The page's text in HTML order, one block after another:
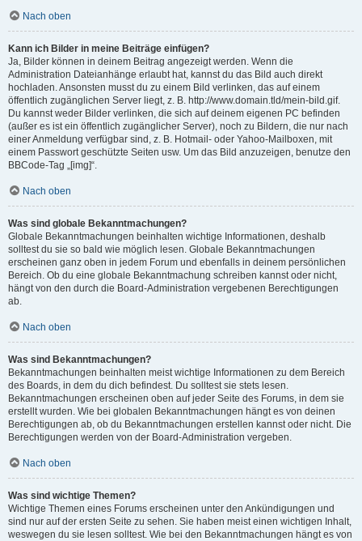
Nach oben
Kann ich Bilder in meine Beiträge einfügen?
Ja, Bilder können in deinem Beitrag angezeigt werden. Wenn die
Administration Dateianhänge erlaubt hat, kannst du das Bild auch direkt
hochladen. Ansonsten musst du zu einem Bild verlinken, das auf einem
öffentlich zugänglichen Server liegt, z. B. http://www.domain.tld/mein-bild.gif.
Du kannst weder Bilder verlinken, die sich auf deinem eigenen PC befinden
(außer es ist ein öffentlich zugänglicher Server), noch zu Bildern, die nur nach
einer Anmeldung verfügbar sind, z. B. Hotmail- oder Yahoo-Mailboxen, mit
einem Passwort geschützte Seiten usw. Um das Bild anzuzeigen, benutze den
BBCode-Tag „[img]“.
Nach oben
Was sind globale Bekanntmachungen?
Globale Bekanntmachungen beinhalten wichtige Informationen, deshalb
solltest du sie so bald wie möglich lesen. Globale Bekanntmachungen
erscheinen ganz oben in jedem Forum und ebenfalls in deinem persönlichen
Bereich. Ob du eine globale Bekanntmachung schreiben kannst oder nicht,
hängt von den durch die Board-Administration vergebenen Berechtigungen
ab.
Nach oben
Was sind Bekanntmachungen?
Bekanntmachungen beinhalten meist wichtige Informationen zu dem Bereich
des Boards, in dem du dich befindest. Du solltest sie stets lesen.
Bekanntmachungen erscheinen oben auf jeder Seite des Forums, in dem sie
erstellt wurden. Wie bei globalen Bekanntmachungen hängt es von deinen
Berechtigungen ab, ob du Bekanntmachungen erstellen kannst oder nicht. Die
Berechtigungen werden von der Board-Administration vergeben.
Nach oben
Was sind wichtige Themen?
Wichtige Themen eines Forums erscheinen unter den Ankündigungen und
sind nur auf der ersten Seite zu sehen. Sie haben meist einen wichtigen Inhalt,
weswegen du sie lesen solltest. Wie bei den Bekanntmachungen hängt es von